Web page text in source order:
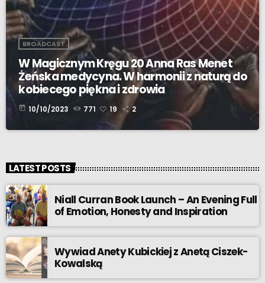
BROADCAST
W Magicznym Kręgu 20 Anna Ras Menet
Żeńska medycyna. W harmonii z naturą do
kobiecego piękna i zdrowia
today 10/10/2023 771 19 2
LATEST POSTS
Niall Curran Book Launch – An Evening Full
of Emotion, Honesty and Inspiration
Wywiad Anety Kubickiej z Anetą Ciszek-
Kowalską